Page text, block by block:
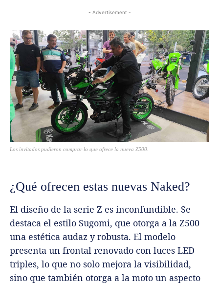
- Advertisement -
Los invitados pudieron comprar lo que ofrece la nueva Z500.
¿Qué ofrecen estas nuevas Naked?
El diseño de la serie Z es inconfundible. Se
destaca el estilo Sugomi, que otorga a la Z500
una estética audaz y robusta. El modelo
presenta un frontal renovado con luces LED
triples, lo que no solo mejora la visibilidad,
sino que también otorga a la moto un aspecto